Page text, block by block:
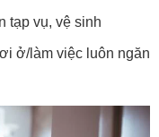
tạp vụ, vệ sinh
ở/làm việc luôn ngăn